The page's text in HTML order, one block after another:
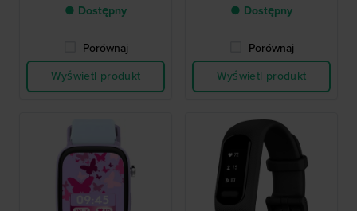
● Dostępny
Porównaj
Wyświetl produkt
● Dostępny
Porównaj
Wyświetl produkt